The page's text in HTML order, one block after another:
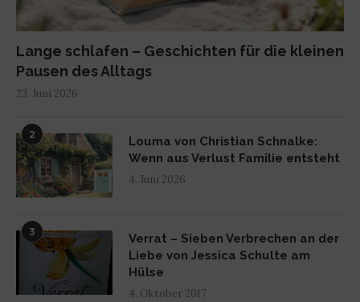
Lange schlafen – Geschichten für die kleinen
Pausen des Alltags
23. Juni 2026
2
Louma von Christian Schnalke:
Wenn aus Verlust Familie entsteht
4. Juni 2026
3
Verrat – Sieben Verbrechen an der
Liebe von Jessica Schulte am
Hülse
4. Oktober 2017